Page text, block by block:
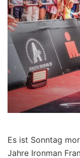
Es ist Sonntag
Jahre Ironman